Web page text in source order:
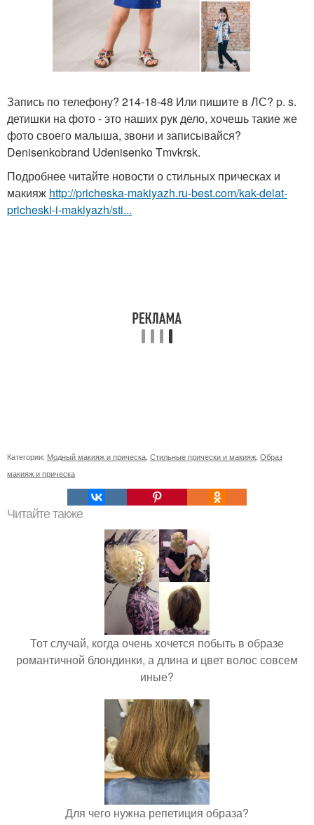
Запись по телефону? 214-18-48 Или пишите в ЛС? p. s.
детишки на фото - это наших рук дело, хочешь такие же
фото своего малыша, звони и записывайся?
Denisenkobrand Udenisenko Tmvkrsk.
Подробнее читайте новости о стильных прическах и
макияж http://pricheska-makiyazh.ru-best.com/kak-delat-
pricheski-i-makiyazh/sti...
Категории: Модный макияж и прическа Стильные прически и макияж Образ
макияж и прическа
Читайте также
Тот случай, когда очень хочется побыть в образе
романтичной блондинки, а длина и цвет волос совсем
иные?
Для чего нужна репетиция образа?